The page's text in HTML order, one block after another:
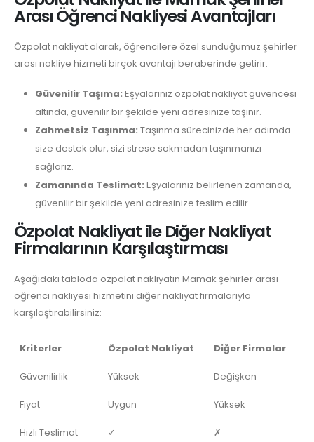
Arası Öğrenci Nakliyesi Avantajları
Özpolat nakliyat olarak, öğrencilere özel sunduğumuz şehirler
arası nakliye hizmeti birçok avantajı beraberinde getirir:
Güvenilir Taşıma: Eşyalarınız özpolat nakliyat güvencesi
altında, güvenilir bir şekilde yeni adresinize taşınır.
Zahmetsiz Taşınma: Taşınma sürecinizde her adımda
size destek olur, sizi strese sokmadan taşınmanızı
sağlarız.
Zamanında Teslimat: Eşyalarınız belirlenen zamanda,
güvenilir bir şekilde yeni adresinize teslim edilir.
Özpolat Nakliyat ile Diğer Nakliyat
Firmalarının Karşılaştırması
Aşağıdaki tabloda özpolat nakliyatın Mamak şehirler arası
öğrenci nakliyesi hizmetini diğer nakliyat firmalarıyla
karşılaştırabilirsiniz:
Kriterler Özpolat Nakliyat Diğer Firmalar
Güvenilirlik Yüksek Değişken
Fiyat Uygun Yüksek
Hızlı Teslimat ✓ ✗